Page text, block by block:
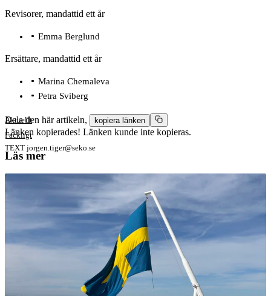
Revisorer, mandattid ett år
Emma Berglund
Ersättare, mandattid ett år
Marina Chemaleva
Petra Sviberg
Aktuellt
Fackligt
TEXT jorgen.tiger@seko.se
Dela den här artikeln, kopiera länken
Länken kopierades! Länken kunde inte kopieras.
Läs mer